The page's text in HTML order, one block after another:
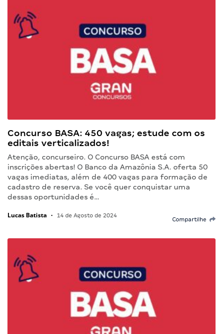
Concurso BASA: 450 vagas; estude com os
editais verticalizados!
Atenção, concurseiro. O Concurso BASA está com
inscrições abertas! O Banco da Amazônia S.A. oferta 50
vagas imediatas, além de 400 vagas para formação de
cadastro de reserva. Se você quer conquistar uma
dessas oportunidades é…
Lucas Batista • 14 de Agosto de 2024
Compartilhe